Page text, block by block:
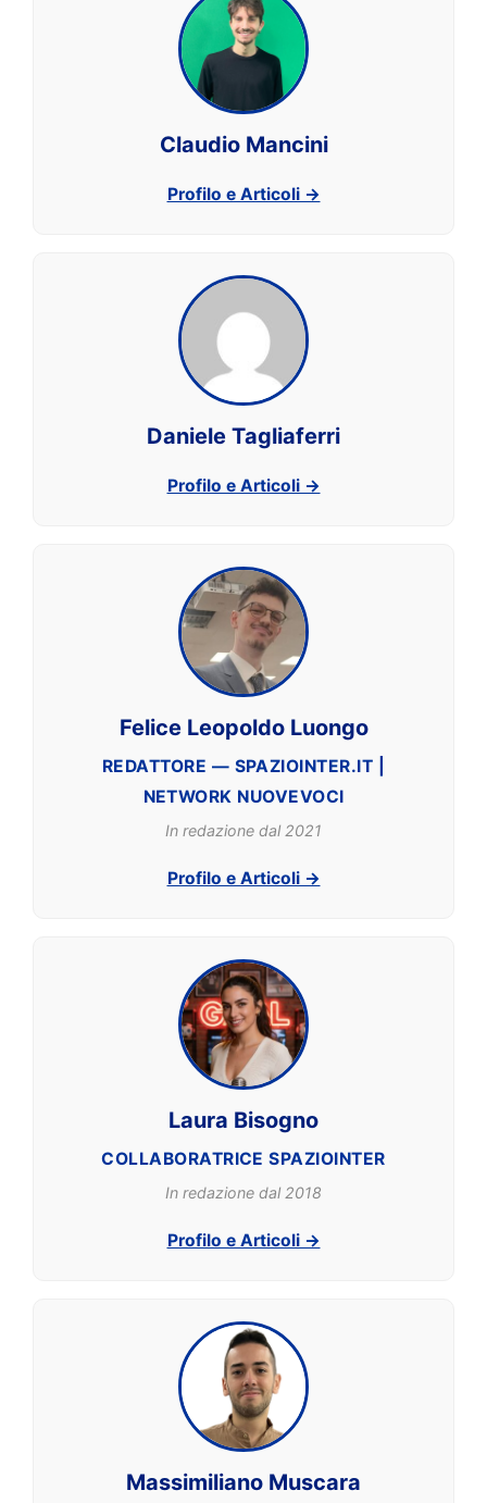
Claudio Mancini
Profilo e Articoli →
Daniele Tagliaferri
Profilo e Articoli →
Felice Leopoldo Luongo
REDATTORE — SPAZIOINTER.IT |
NETWORK NUOVEVOCI
In redazione dal 2021
Profilo e Articoli →
Laura Bisogno
COLLABORATRICE SPAZIOINTER
In redazione dal 2018
Profilo e Articoli →
Massimiliano Muscara